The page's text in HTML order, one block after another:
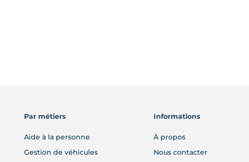
Par métiers
Aide à la personne
Gestion de véhicules
Informations
À propos
Nous contacter